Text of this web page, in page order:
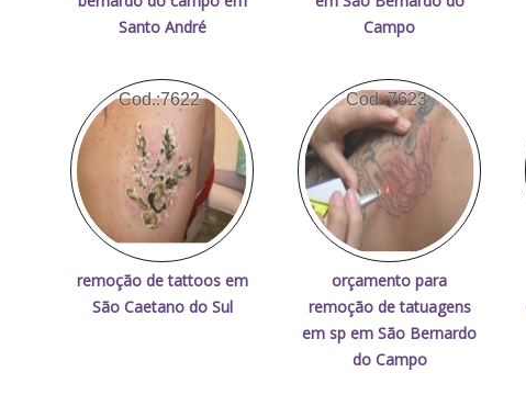
Santo André
Campo
Cod.:7622
remoção de tattoos em
São Caetano do Sul
Cod.:7623
orçamento para
remoção de tatuagens
em sp em São Bernardo
do Campo